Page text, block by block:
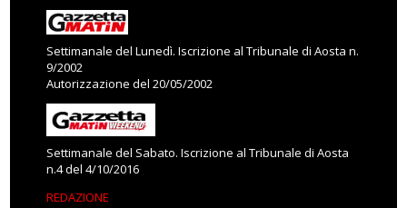
Settimanale del Lunedì. Iscrizione al Tribunale di Aosta n.
9/2002
Autorizzazione del 20/05/2002
Settimanale del Sabato. Iscrizione al Tribunale di Aosta
n.4 del 4/10/2016
REDAZIONE